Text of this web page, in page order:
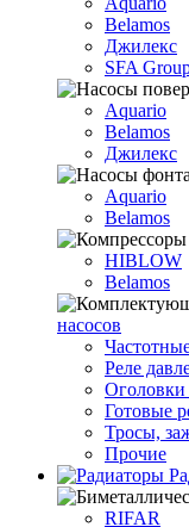
Belamos
Джилекс
SFA
Aquario
Belamos
Джилекс
Aquario
Belamos
HIBLOW
Belamos
насосов
Реле
Готовые
Тросы,
Прочие
RIFAR